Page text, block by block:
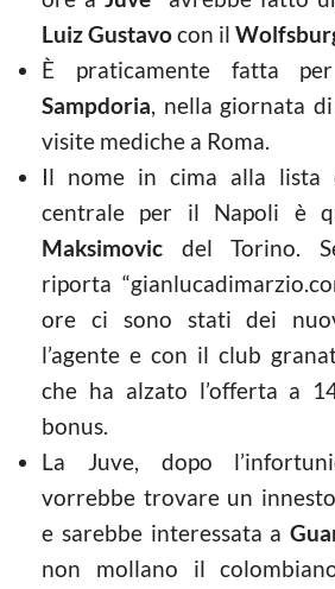
Luiz Gustavocon il
È praticamente fatta
Sampdoria, nella giornata
visite mediche a Roma.
Il nome in cima alla lista
centrale per il Napoli è
Maksimovic del Torino.
riporta
ore ci sono stati dei
l’agente e con il club
che ha alzato l’offerta a
bonus.
La Juve, dopo
vorrebbe trovare un
e sarebbe interessata a
non mollano il